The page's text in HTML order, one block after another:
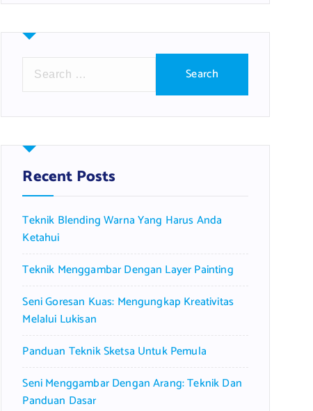
r
h
f
o
:
Recent Posts
Teknik Blending Warna Yang Harus Anda
Ketahui
Teknik Menggambar Dengan Layer Painting
Seni Goresan Kuas: Mengungkap Kreativitas
Melalui Lukisan
Panduan Teknik Sketsa Untuk Pemula
Seni Menggambar Dengan Arang: Teknik Dan
Panduan Dasar